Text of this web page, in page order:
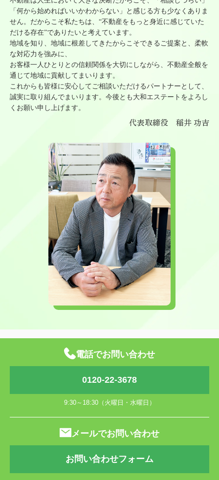
「何から始めればいいかわからない」と感じる方も少なくありま
せん。だからこそ私たちは、“不動産をもっと身近に感じていた
だける存在”でありたいと考えています。
地域を知り、地域に根差してきたからこそできるご提案と、柔軟
な対応力を強みに、
お客様一人ひとりとの信頼関係を大切にしながら、不動産全般を
通じて地域に貢献してまいります。
これからも皆様に安心してご相談いただけるパートナーとして、
誠実に取り組んでまいります。今後とも大和エステートをよろし
くお願い申し上げます。
代表取締役 稲井 功吉
電話でお問い合わせ
0120-22-3678
9:30～18:30（火曜日・水曜日）
メールでお問い合わせ
お問い合わせフォーム